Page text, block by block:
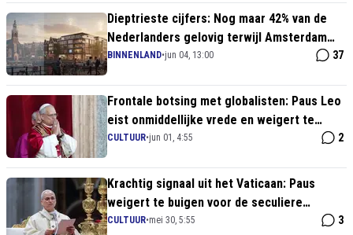
Dieptrieste cijfers: Nog maar 42% van de
Nederlanders gelovig terwijl Amsterdam
verzandert in New Age-onzin
BINNENLAND•jun 04, 13:00 37
Frontale botsing met globalisten: Paus Leo
eist onmiddellijke vrede en weigert te
buigen voor oorlogshitsers
CULTUUR•jun 01, 4:55 2
Krachtig signaal uit het Vaticaan: Paus
weigert te buigen voor de seculiere
deugcultuur en eist authentiek geloof
CULTUUR•mei 30, 5:55 3